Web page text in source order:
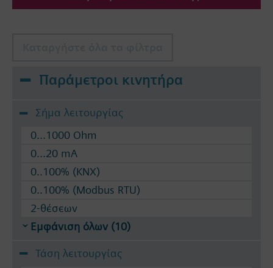
Παράμετροι κινητήρα
Σήμα λειτουργίας
0...1000 Ohm
0...20 mA
0..100% (KNX)
0..100% (Modbus RTU)
2-θέσεων
Εμφάνιση όλων (10)
Τάση λειτουργίας